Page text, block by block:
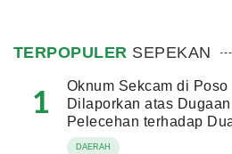
TERPOPULER SEPEKAN
1
Oknum Sekcam di Poso
Dilaporkan atas Dugaan
Pelecehan terhadap
Bawah Umur
DAERAH